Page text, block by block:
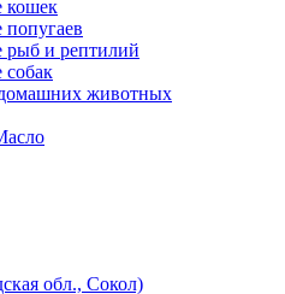
кошек
рыб и рептилий
животных